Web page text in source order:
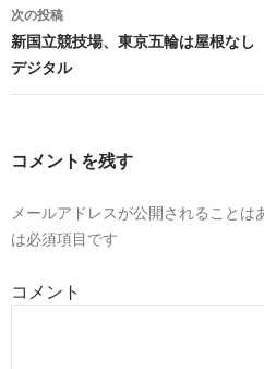
ナ
ビ
ゲ
シ
ョ
ン
次の投稿
新国立競技場、東京五輪は屋根な
デジタル
コメントを残す
メールアドレスが公開されることは
は必須項目です
コメント